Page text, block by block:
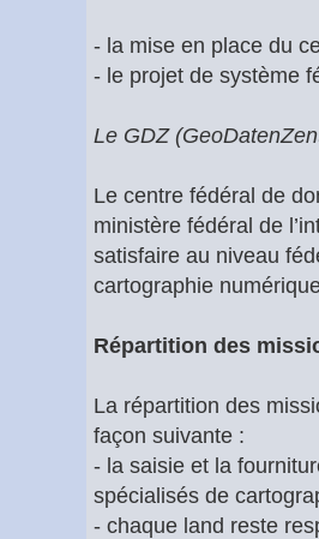
- la mise en place du
- le projet de système
Le GDZ
Le centre fédéral de
ministère fédéral de
satisfaire au niveau
cartographie
Répartition des
La répartition des
façon suivante :
- la saisie et la
spécialisés de
- chaque land reste